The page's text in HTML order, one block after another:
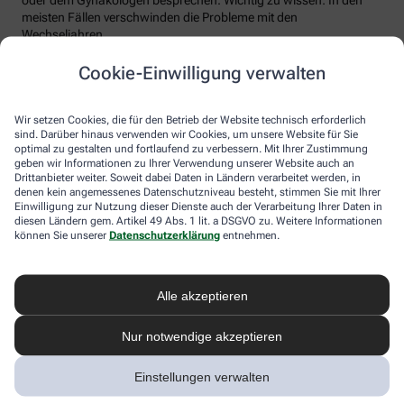
Cookie-Einwilligung verwalten
Wir setzen Cookies, die für den Betrieb der Website technisch erforderlich
sind. Darüber hinaus verwenden wir Cookies, um unsere Website für Sie
optimal zu gestalten und fortlaufend zu verbessern. Mit Ihrer Zustimmung
geben wir Informationen zu Ihrer Verwendung unserer Website auch an
Drittanbieter weiter. Soweit dabei Daten in Ländern verarbeitet werden, in
denen kein angemessenes Datenschutzniveau besteht, stimmen Sie mit Ihrer
Einwilligung zur Nutzung dieser Dienste auch der Verarbeitung Ihrer Daten in
diesen Ländern gem. Artikel 49 Abs. 1 lit. a DSGVO zu. Weitere Informationen
können Sie unserer Datenschutzerklärung entnehmen.
Alle akzeptieren
Nur notwendige akzeptieren
Einstellungen verwalten
meisten Fällen verschwinden die Probleme mit den
Wechseljahren.
Voraussetzung für eine erfolgreiche Behandlung ist allerdings
immer, dass die Endometriose auch als solche erkannt wird.
nehmen und ärztlich abklären lassen. Und sich auf keinen Fall
einreden lassen, sie seien normal.
Melden Sie sich hier an und sichern Sie
sich Ihren 10% Gutschein* für unsere
Apotheke